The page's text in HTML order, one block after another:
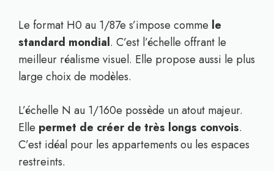
Le format H0 au 1/87e s’impose comme le
standard mondial. C’est l’échelle offrant le
meilleur réalisme visuel. Elle propose aussi le plus
large choix de modèles.
L’échelle N au 1/160e possède un atout majeur.
Elle permet de créer de très longs convois.
C’est idéal pour les appartements ou les espaces
restreints.